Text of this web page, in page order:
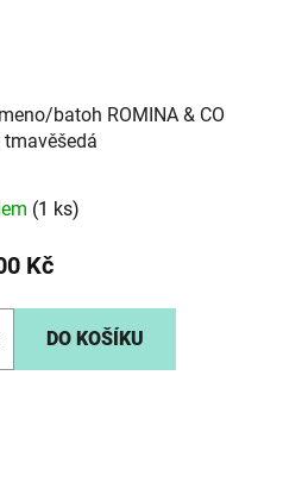
batoh ROMINA & CO
(1 ks)
Kč
DO KOŠÍKU